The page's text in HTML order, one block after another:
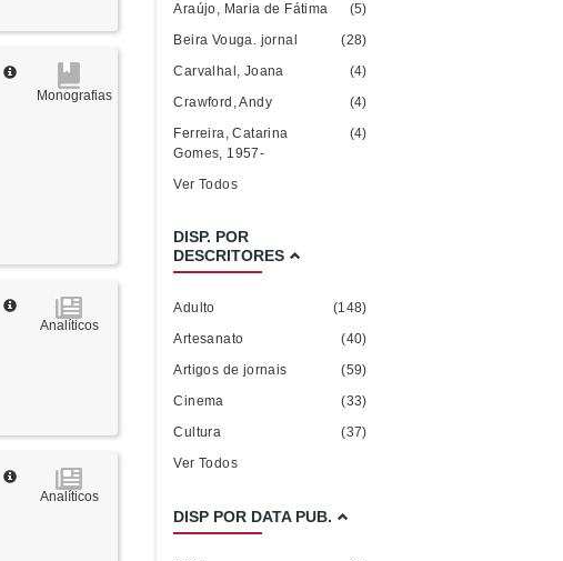
Monografias
Analíticos
Analíticos
Araújo, Maria de Fátima
(5)
Beira Vouga. jornal
(28)
Carvalhal, Joana
(4)
Crawford, Andy
(4)
Ferreira, Catarina
Gomes, 1957-
(4)
Ver Todos
DISP. POR
DESCRITORES
Adulto
(148)
Artesanato
(40)
Artigos de jornais
(59)
Cinema
(33)
Cultura
(37)
Ver Todos
DISP POR DATA PUB.